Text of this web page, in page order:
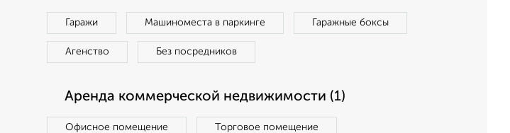
Гаражи Машиноместа в паркинге Гаражные боксы
Агенство Без посредников
Аренда коммерческой недвижимости (1)
Офисное помещение Торговое помещение